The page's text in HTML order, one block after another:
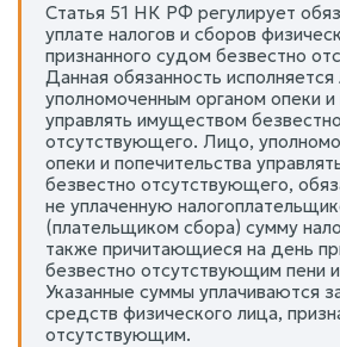
Статья 51 НК РФ регулирует
уплате налогов и сборов
признанного судом безвестно
Данная обязанность
уполномоченным органом опеки и
управлять имуществом безвестно
отсутствующего. Лицо,
опеки и попечительства
безвестно отсутствующего,
не уплаченную
(плательщиком сбора) сумму
также причитающиеся на день
безвестно отсутствующим пени
Указанные суммы уплачиваются
средств физического лица,
отсутствующим.